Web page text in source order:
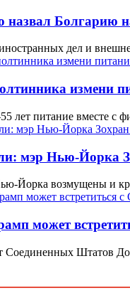
назвал Болгарию
дел и
измени
лет питание вместе с
мэр Нью-Йорка
Йорка возмущены и
может
Соединенных Штатов